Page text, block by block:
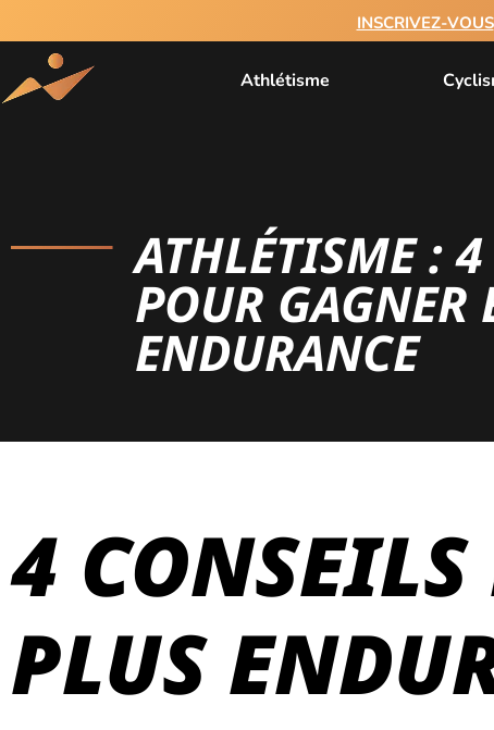
INSCRIVEZ-VOUS
Athlétisme
ATHLÉTISME :
POUR GAGNER
ENDURANCE
4
PLUS